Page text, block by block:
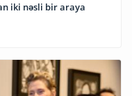
iki nəsli bir araya